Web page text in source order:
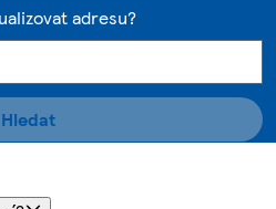
adresu?
Hledat